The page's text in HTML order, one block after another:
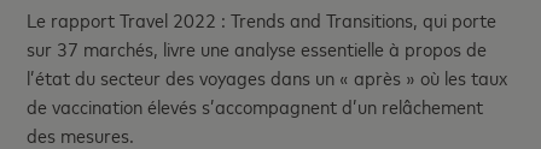
Le rapport Travel 2022 : Trends and Transitions, qui porte
sur 37 marchés, livre une analyse essentielle à propos de
l’état du secteur des voyages dans un « après » où les taux
de vaccination élevés s’accompagnent d’un relâchement
des mesures.